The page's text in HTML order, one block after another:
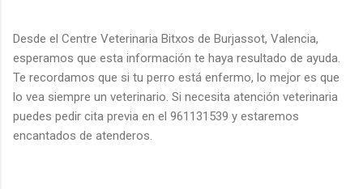
Desde el Centre Veterinaria Bitxos de Burjassot, Valencia,
esperamos que esta información te haya resultado de ayuda.
Te recordamos que si tu perro está enfermo, lo mejor es que
lo vea siempre un veterinario. Si necesita atención veterinaria
puedes pedir cita previa en el 961131539 y estaremos
encantados de atenderos.